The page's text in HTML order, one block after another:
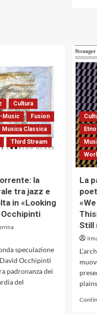
Cultura
Music
Fusion
Musica Classica
Third Stream
la
tra jazz e
in «Looking
Occhipinti
speculazione
Occhipinti
padronanza dei
del
La
Still